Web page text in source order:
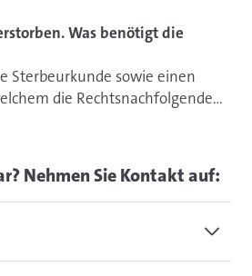
Sind Sie Rechtsnachfolgerin
dann ist dafür ein
den Sie der Abteilung
per Mail an
senden. Existieren
festlegen, der
gegenüber der GEMA ausübt.
erfolgen indes getrennt
Was benötigt die
Sterbeurkunde sowie einen
die Rechtsnachfolgenden
. Sie
anrufen.
Nehmen Sie Kontakt auf: